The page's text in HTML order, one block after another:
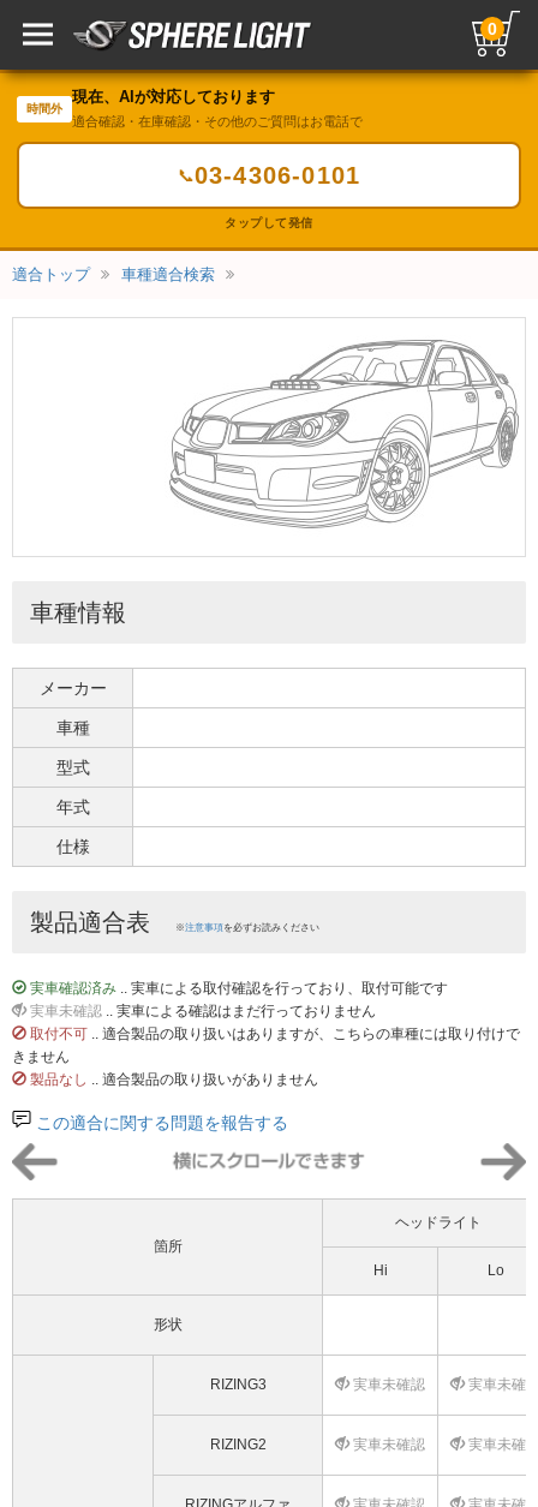
0
時間外
現在、AIが対応しております
適合確認・在庫確認・その他のご質問はお電話で
📞03-4306-0101
タップして発信
適合トップ 車種適合検索
車種情報
メーカー
車種
型式
年式
仕様
製品適合表 ※注意事項を必ずお読みください
実車確認済み .. 実車による取付確認を行っており、取付可能です
実車未確認 .. 実車による確認はまだ行っておりません
取付不可 .. 適合製品の取り扱いはありますが、こちらの車種には取り付けで
きません
製品なし .. 適合製品の取り扱いがありません
この適合に関する問題を報告する
箇所
ヘッドライト
Hi Lo
形状
RIZING3 実車未確認 実車未確
RIZING2 実車未確認 実車未確